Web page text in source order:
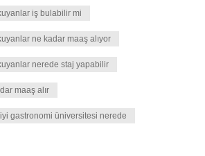
iş bulabilir mi
ne kadar maaş alıyor
nerede staj yapabilir
maaş alır
gastronomi üniversitesi nerede